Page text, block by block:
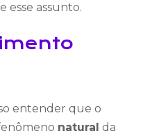
esse assunto.
entender que o
natural da